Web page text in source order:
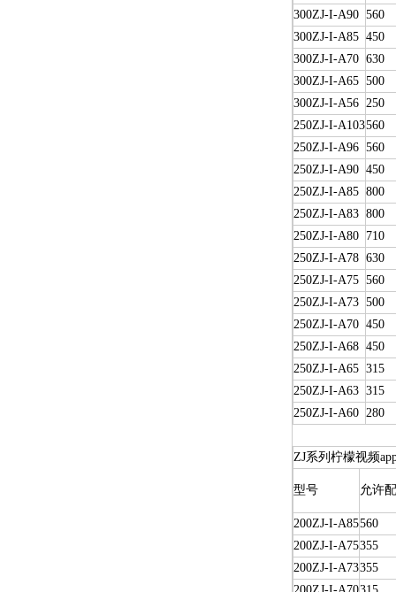
300ZJ-I-A90 560
300ZJ-I-A85 450
300ZJ-I-A70 630
300ZJ-I-A65 500
300ZJ-I-A56 250
250ZJ-I-A103560
250ZJ-I-A96 560
250ZJ-I-A90 450
250ZJ-I-A85 800
250ZJ-I-A83 800
250ZJ-I-A80 710
250ZJ-I-A78 630
250ZJ-I-A75 560
250ZJ-I-A73 500
250ZJ-I-A70 450
250ZJ-I-A68 450
250ZJ-I-A65 315
250ZJ-I-A63 315
250ZJ-I-A60 280
ZJ系列柠檬视频
型号 允许
200ZJ-I-A85560
200ZJ-I-A75355
200ZJ-I-A73355